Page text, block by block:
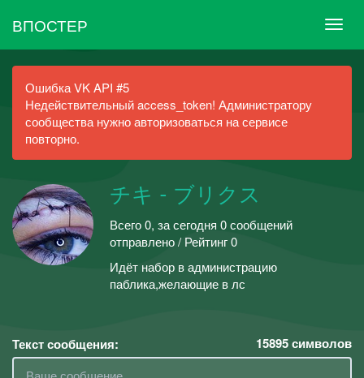
ВПОСТЕР
Ошибка VK API #5
Недействительный access_token! Администратору
сообщества нужно авторизоваться на сервисе
повторно.
チキ - ブリクス
Всего 0, за сегодня 0 сообщений
отправлено / Рейтинг 0
Идёт набор в администрацию
паблика,желающие в лс
Текст сообщения: 15895символов